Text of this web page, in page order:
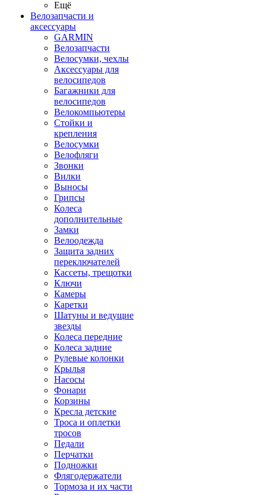
Ещё
Велозапчасти и
аксессуары
GARMIN
Велозапчасти
Велосумки, чехлы
Аксессуары для
велосипедов
Багажники для
велосипедов
Велокомпьютеры
Стойки и
крепления
Велосумки
Велофляги
Звонки
Вилки
Выносы
Грипсы
Колеса
дополнительные
Замки
Велоодежда
Защита задних
переключателей
Кассеты, трещотки
Ключи
Камеры
Каретки
Шатуны и ведущие
звезды
Колеса передние
Колеса задние
Рулевые колонки
Крылья
Насосы
Фонари
Корзины
Кресла детские
Троса и оплетки
тросов
Педали
Перчатки
Подножки
Флягодержатели
Тормоза и их части